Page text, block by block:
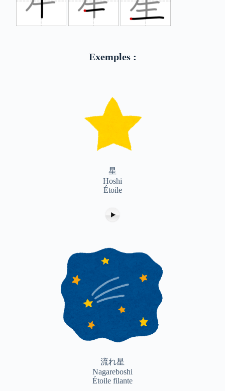
Exemples :
星
Hoshi
Étoile
流れ星
Nagareboshi
Étoile filante